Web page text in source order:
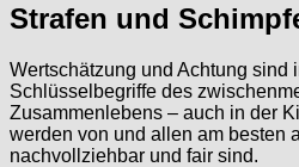
Strafen und
Wertschätzung und Achtung sind
Schlüsselbegriffe des
Zusammenlebens – auch in der
werden von und allen am besten
nachvollziehbar und fair sind.